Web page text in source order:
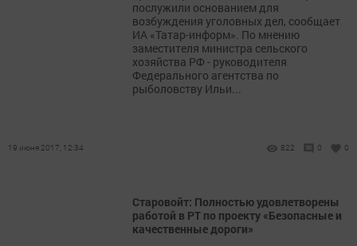
послужили основанием для
возбуждения уголовных дел, сообщает
ИА «Татар-информ». По мнению
заместителя министра сельского
хозяйства РФ - руководителя
Федерального агентства по
рыболовству Ильи...
19 июня 2017, 12:34 822 0 0
Старовойт: Полностью удовлетворены
работой в РТ по проекту «Безопасные и
качественные дороги»